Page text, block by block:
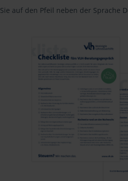
Sie auf den Pfeil neben der Sprache